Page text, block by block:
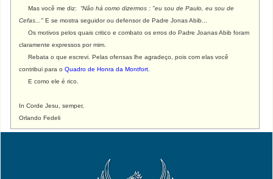
Mas você me diz:“Não há como dizermos : "eu sou de Paulo, eu sou de
Cefas..."E se mostra seguidor ou defensor de Padre Jonas Abib...
Os motivos pelos quais critico e combato os erros do Padre Joanas Abib foram
claramente expressos por mim.
Rebata o que escrevi. Pelas ofensas lhe agradeço, pois com elas você
contribui para oQuadro de Honra da Montfort
E como ele é rico.
In Corde Jesu, semper,
Orlando Fedeli